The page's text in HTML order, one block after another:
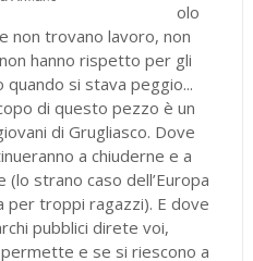
olo
non trovano lavoro, non
hanno rispetto per gli
quando si stava peggio...
di questo pezzo è un
di Grugliasco. Dove
a chiuderne e a
strano caso dell’Europa
per troppi ragazzi). E dove
pubblici direte voi,
e se si riescono a